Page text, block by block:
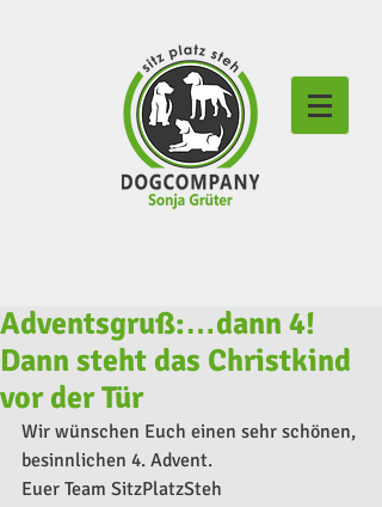
Adventsgruß:…dann 4!
Dann steht das Christkind
vor der Tür
Wir wünschen Euch einen sehr schönen,
besinnlichen 4. Advent.
Euer Team SitzPlatzSteh